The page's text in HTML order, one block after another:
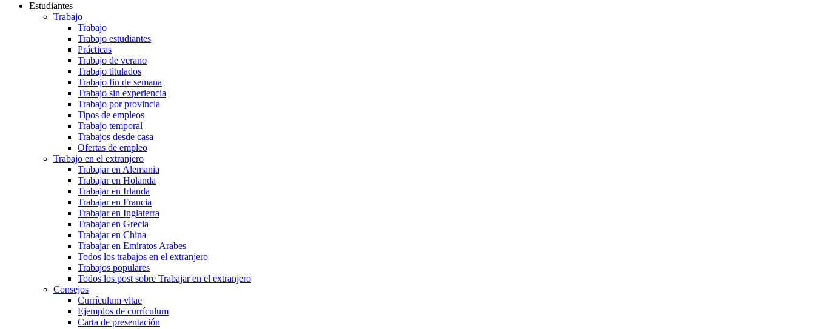
Estudiantes
Trabajo
Trabajo
Trabajo estudiantes
Prácticas
Trabajo de verano
Trabajo titulados
Trabajo fin de semana
Trabajo sin experiencia
Trabajo por provincia
Tipos de empleos
Trabajo temporal
Trabajos desde casa
Ofertas de empleo
Trabajo en el extranjero
Trabajar en Alemania
Trabajar en Holanda
Trabajar en Irlanda
Trabajar en Francia
Trabajar en Inglaterra
Trabajar en Grecia
Trabajar en China
Trabajar en Emiratos Arabes
Todos los trabajos en el extranjero
Trabajos populares
Todos los post sobre Trabajar en el extranjero
Consejos
Currículum vitae
Ejemplos de currículum
Carta de presentación